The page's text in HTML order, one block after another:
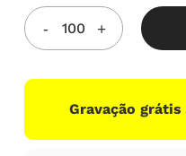
Gravação grátis